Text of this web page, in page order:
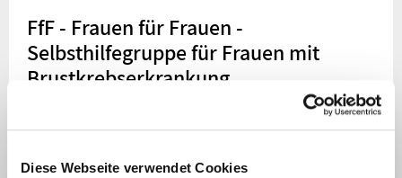
Diese Webseite verwendet Cookies
FfF - Frauen für Frauen -
Selbsthilfegruppe für Frauen mit
Brustkrebserkrankung